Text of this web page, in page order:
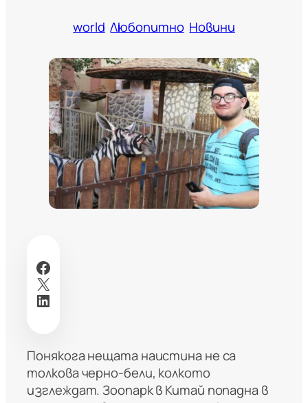
world Любопитно Новини
Facebook
X
LinkedIn
Понякога нещата наистина не са
толкова черно-бели, колкото
изглеждат. Зоопарк в Китай попадна в